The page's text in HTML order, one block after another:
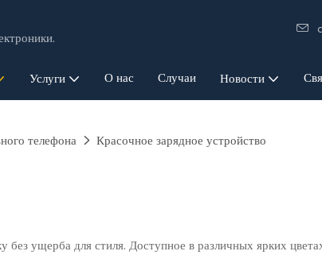
Услуги О нас Случаи Новости
телефона Красочное зарядное устройство
ущерба для стиля. Доступное в различных ярких